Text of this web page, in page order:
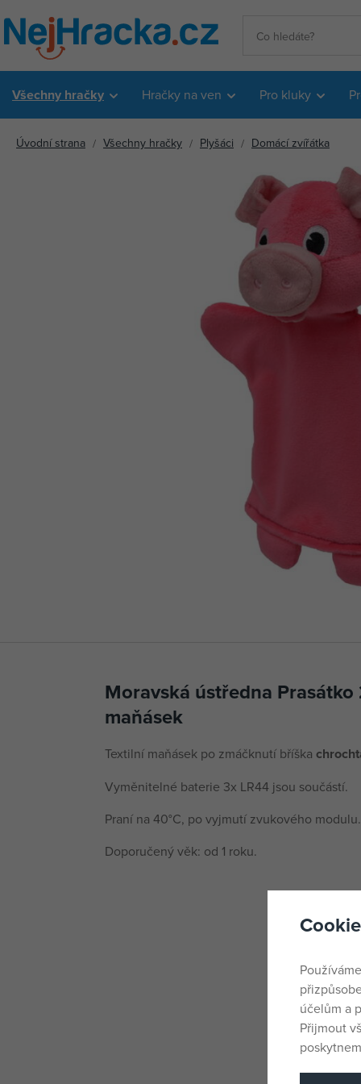
Všechny hračky Hračky na ven Pro kluky
Úvodní strana Všechny hračky Plyšáci Domácí zvířátka
Moravská ústředna
maňásek
Textilní maňásek po zmáčknutí bříška
Vyměnitelné baterie 3x LR44 jsou součástí.
Praní na 40°C, po vyjmutí zvukového modulu.
Doporučený věk: od 1 roku.
účelům a
Přijmout